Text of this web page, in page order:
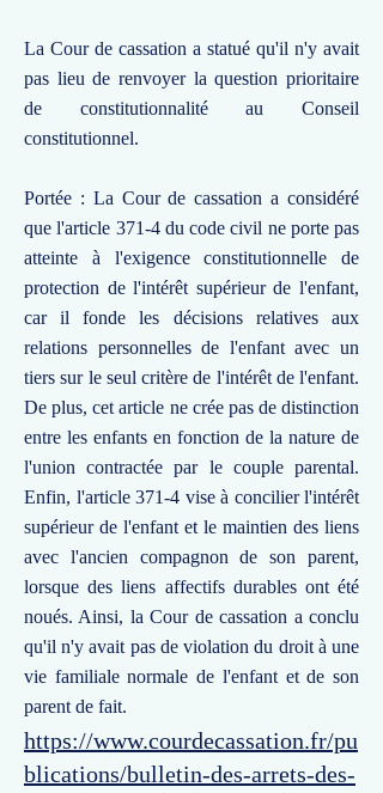
La Cour de cassation a statué qu'il n'y avait
pas lieu de renvoyer la question prioritaire
de constitutionnalité au Conseil
constitutionnel.
Portée : La Cour de cassation a considéré
que l'article 371-4 du code civil ne porte pas
atteinte à l'exigence constitutionnelle de
protection de l'intérêt supérieur de l'enfant,
car il fonde les décisions relatives aux
relations personnelles de l'enfant avec un
tiers sur le seul critère de l'intérêt de l'enfant.
De plus, cet article ne crée pas de distinction
entre les enfants en fonction de la nature de
l'union contractée par le couple parental.
Enfin, l'article 371-4 vise à concilier l'intérêt
supérieur de l'enfant et le maintien des liens
avec l'ancien compagnon de son parent,
lorsque des liens affectifs durables ont été
noués. Ainsi, la Cour de cassation a conclu
qu'il n'y avait pas de violation du droit à une
vie familiale normale de l'enfant et de son
parent de fait.
https://www.courdecassation.fr/pu
blications/bulletin-des-arrets-des-